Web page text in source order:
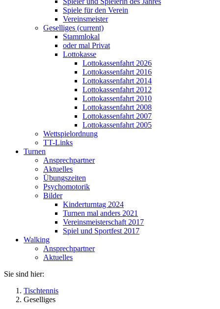
Spiele für den Verein
Vereinsmeister
Geselliges (current)
Stammlokal
oder mal Privat
Lottokasse
Lottokassenfahrt 2026
Lottokassenfahrt 2016
Lottokassenfahrt 2014
Lottokassenfahrt 2012
Lottokassenfahrt 2010
Lottokassenfahrt 2008
Lottokassenfahrt 2007
Lottokassenfahrt 2005
Wettspielordnung
TT-Links
Turnen
Ansprechpartner
Aktuelles
Übungszeiten
Psychomotorik
Bilder
Kinderturntag 2024
Turnen mal anders 2021
Vereinsmeisterschaft 2017
Spiel und Sportfest 2017
Walking
Ansprechpartner
Aktuelles
Sie sind hier:
Tischtennis
Geselliges